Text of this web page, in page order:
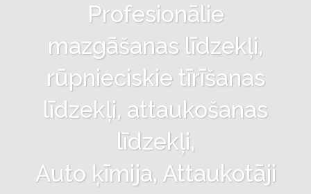
Profesionālie
mazgāšanas līdzekļi,
rūpnieciskie tīrīšanas
līdzekļi, attaukošanas
līdzekļi,
Auto ķīmija, Attaukotāji